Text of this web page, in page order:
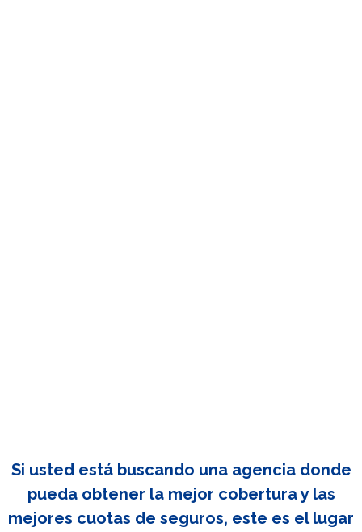
Si usted está buscando una agencia donde
pueda obtener la mejor cobertura y las
mejores cuotas de seguros, este es el lugar